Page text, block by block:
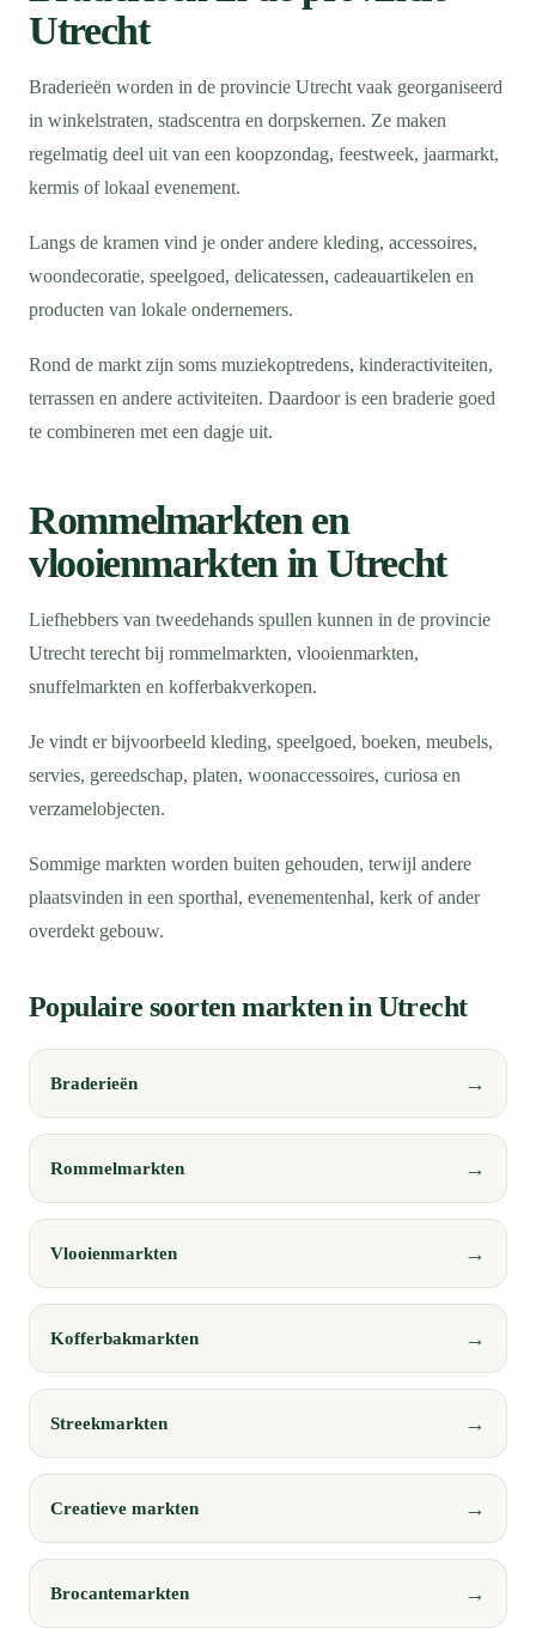
Utrecht
Braderieën worden in de provincie Utrecht vaak georganiseerd
in winkelstraten, stadscentra en dorpskernen. Ze maken
regelmatig deel uit van een koopzondag, feestweek, jaarmarkt,
kermis of lokaal evenement.
Langs de kramen vind je onder andere kleding, accessoires,
woondecoratie, speelgoed, delicatessen, cadeauartikelen en
producten van lokale ondernemers.
Rond de markt zijn soms muziekoptredens, kinderactiviteiten,
terrassen en andere activiteiten. Daardoor is een braderie goed
te combineren met een dagje uit.
Rommelmarkten en
vlooienmarkten in Utrecht
Liefhebbers van tweedehands spullen kunnen in de provincie
Utrecht terecht bij rommelmarkten, vlooienmarkten,
snuffelmarkten en kofferbakverkopen.
Je vindt er bijvoorbeeld kleding, speelgoed, boeken, meubels,
servies, gereedschap, platen, woonaccessoires, curiosa en
verzamelobjecten.
Sommige markten worden buiten gehouden, terwijl andere
plaatsvinden in een sporthal, evenementenhal, kerk of ander
overdekt gebouw.
Populaire soorten markten in Utrecht
Braderieën
Rommelmarkten
Vlooienmarkten
Kofferbakmarkten
Streekmarkten
Creatieve markten
Brocantemarkten